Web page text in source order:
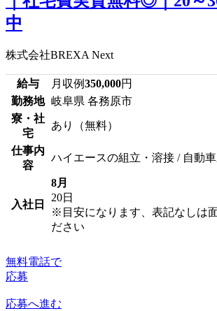
中
株式会社BREXA Next
給与 月収例350,000円
勤務地 岐阜県 各務原市
寮・社
宅
あり（無料）
仕事内
容
ハイエースの組立・溶接 / 自動
入社日
8月
20日
※目安になります、表記なしは
ださい
無料電話で
応募
応募へ進む